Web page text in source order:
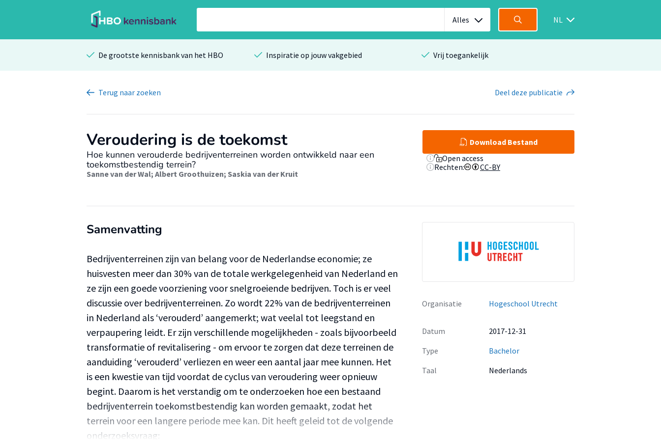
Alles NL
De grootste kennisbank van het HBO Inspiratie op jouw vakgebied Vrij toegankelijk
Terug naar zoeken Deel deze publicatie
Veroudering is de toekomst
Hoe kunnen verouderde bedrijventerreinen worden ontwikkeld naar een
toekomstbestendig terrein?
Sanne van der Wal; Albert Groothuizen; Saskia van der Kruit
Download Bestand
Open access
Rechten:
CC-BY
Samenvatting
Bedrijventerreinen zijn van belang voor de Nederlandse economie; ze
huisvesten meer dan 30% van de totale werkgelegenheid van Nederland en
ze zijn een goede voorziening voor snelgroeiende bedrijven. Toch is er veel
discussie over bedrijventerreinen. Zo wordt 22% van de bedrijventerreinen
in Nederland als ‘verouderd’ aangemerkt; wat veelal tot leegstand en
verpaupering leidt. Er zijn verschillende mogelijkheden - zoals bijvoorbeeld
transformatie of revitalisering - om ervoor te zorgen dat deze terreinen de
aanduiding ‘verouderd’ verliezen en weer een aantal jaar mee kunnen. Het
is een kwestie van tijd voordat de cyclus van veroudering weer opnieuw
begint. Daarom is het verstandig om te onderzoeken hoe een bestaand
bedrijventerrein toekomstbestendig kan worden gemaakt, zodat het
terrein voor een langere periode mee kan. Dit heeft geleid tot de volgende
onderzoeksvraag:
Organisatie Hogeschool Utrecht
Datum
2017-12-31
Type
Bachelor
Taal
Nederlands